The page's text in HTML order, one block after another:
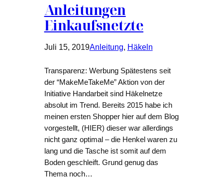
Anleitungen
Einkaufsnetzte
Juli 15, 2019Anleitung, Häkeln
Transparenz: Werbung Spätestens seit
der “MakeMeTakeMe” Aktion von der
Initiative Handarbeit sind Häkelnetze
absolut im Trend. Bereits 2015 habe ich
meinen ersten Shopper hier auf dem Blog
vorgestellt, (HIER) dieser war allerdings
nicht ganz optimal – die Henkel waren zu
lang und die Tasche ist somit auf dem
Boden geschleift. Grund genug das
Thema noch…